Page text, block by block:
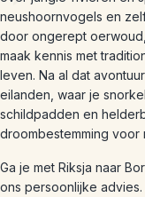
neushoornvogels en
door ongerept
maak kennis met
leven. Na al dat
eilanden, waar je
schildpadden en
droombestemming voor
Ga je met Riksja naar
ons persoonlijke